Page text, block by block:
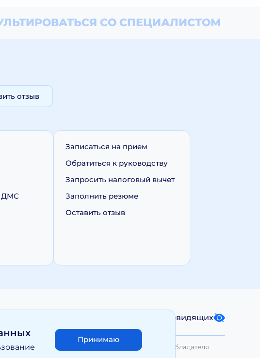
СО СПЕЦИАЛИСТОМ
отзыв
ДМС
Записаться на прием
Обратиться к руководству
Запросить налоговый вычет
Заполнить резюме
Оставить отзыв
Версия для слабовидящих
только с письменного разрешения Правообладателя
Принимаю